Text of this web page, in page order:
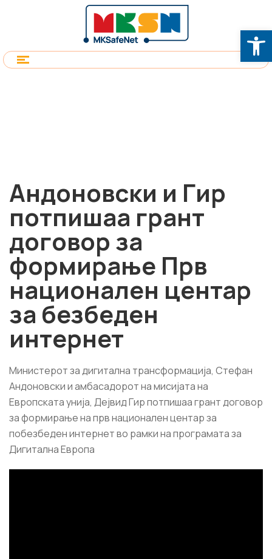
Андоновски и Гир
потпишаа грант
договор за
формирање Прв
национален центар
за безбеден
интернет
Министерот за дигитална трансформација, Стефан
Андоновски и амбасадорот на мисијата на
Европската унија, Дејвид Гир потпишаа грант договор
за формирање на прв национален центар за
побезбеден интернет во рамки на програмата за
Дигитална Европа